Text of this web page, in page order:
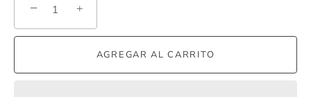
− +
AGREGAR AL CARRITO